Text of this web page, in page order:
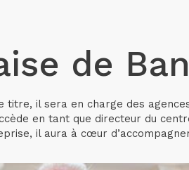
de
titre, il sera en charge des
en tant que directeur du
il aura à cœur